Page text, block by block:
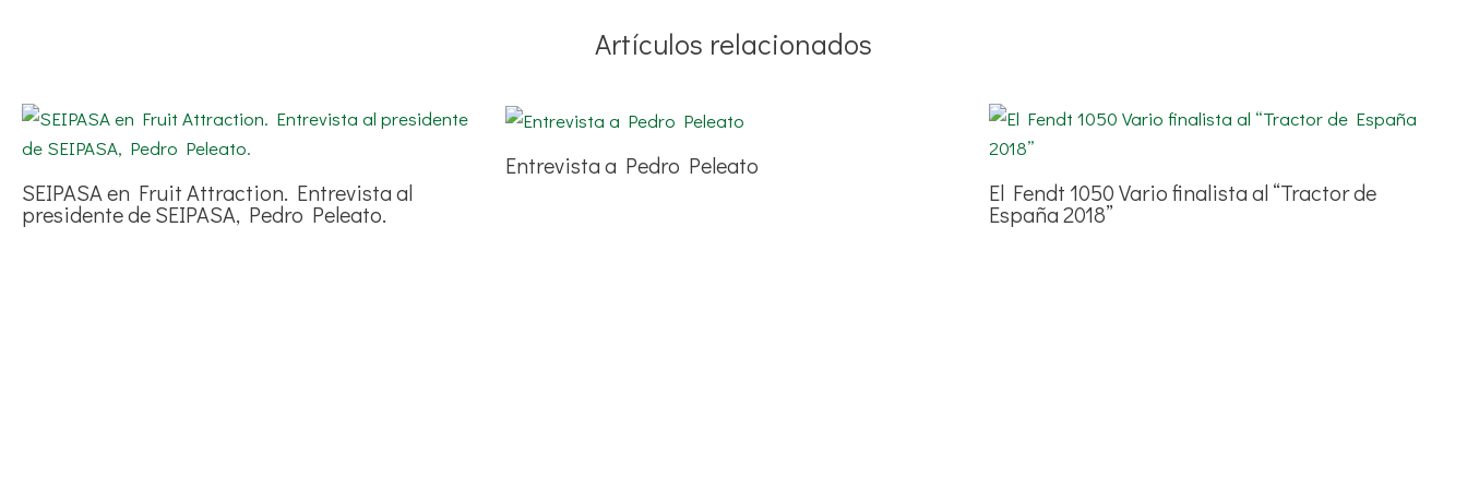
Artículos relacionados
SEIPASA en Fruit Attraction. Entrevista al
presidente de SEIPASA, Pedro Peleato.
Entrevista a Pedro Peleato
El Fendt 1050 Vario finalista al “Tractor de
España 2018”